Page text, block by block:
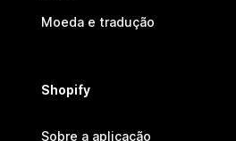
Moeda e tradução
Shopify
Sobre a aplicação